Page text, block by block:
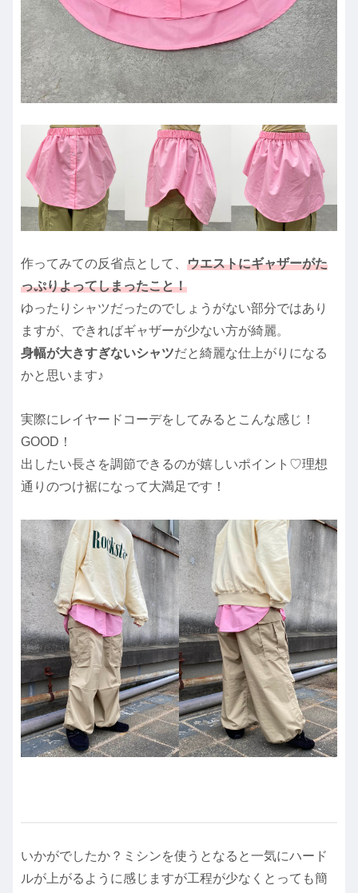
作ってみての反省点として、 ウエストにギャザーがた
っぷりよってしまったこと！
ゆったりシャツだったのでしょうがない部分ではあり
ますが、できればギャザーが少ない方が綺麗。
身幅が大きすぎないシャツだと綺麗な仕上がりになる
かと思います♪
実際にレイヤードコーデをしてみるとこんな感じ！
GOOD！
出したい長さを調節できるのが嬉しいポイント♡理想
通りのつけ裾になって大満足です！
いかがでしたか？ミシンを使うとなると一気にハード
ルが上がるように感じますが工程が少なくとっても簡